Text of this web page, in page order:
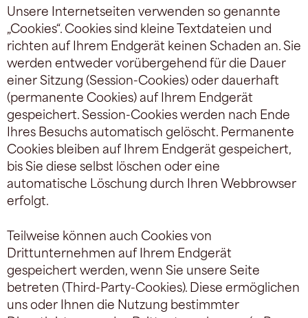
Unsere Internetseiten verwenden so genannte
„Cookies“. Cookies sind kleine Textdateien und
richten auf Ihrem Endgerät keinen Schaden an. Sie
werden entweder vorübergehend für die Dauer
einer Sitzung (Session-Cookies) oder dauerhaft
(permanente Cookies) auf Ihrem Endgerät
gespeichert. Session-Cookies werden nach Ende
Ihres Besuchs automatisch gelöscht. Permanente
Cookies bleiben auf Ihrem Endgerät gespeichert,
bis Sie diese selbst löschen oder eine
automatische Löschung durch Ihren Webbrowser
erfolgt.
Teilweise können auch Cookies von
Drittunternehmen auf Ihrem Endgerät
gespeichert werden, wenn Sie unsere Seite
betreten (Third-Party-Cookies). Diese ermöglichen
uns oder Ihnen die Nutzung bestimmter